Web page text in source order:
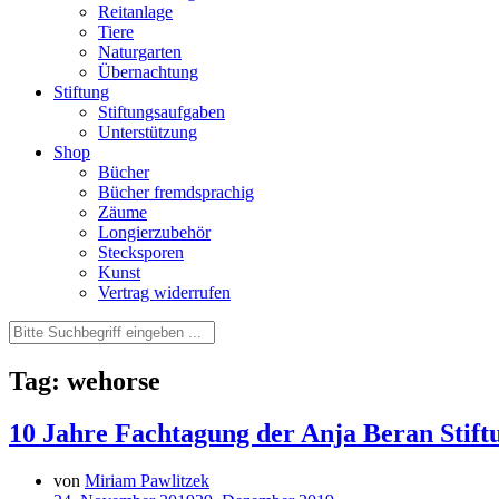
Reitanlage
Tiere
Naturgarten
Übernachtung
Stiftung
Stiftungsaufgaben
Unterstützung
Shop
Bücher
Bücher fremdsprachig
Zäume
Longierzubehör
Stecksporen
Kunst
Vertrag widerrufen
Tag: wehorse
10 Jahre Fachtagung der Anja Beran
von Miriam Pawlitzek